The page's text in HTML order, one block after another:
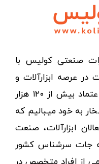
صنعتی کولیس با
سال فعالیت در عرصه ابزارآلات و
کالاهای صنعتی توانسته مورد اعتماد بیش از ۱۲۰ هزار
به خود میبالیم که
ابزارآلات، صنعت
جات سرشناس کشور